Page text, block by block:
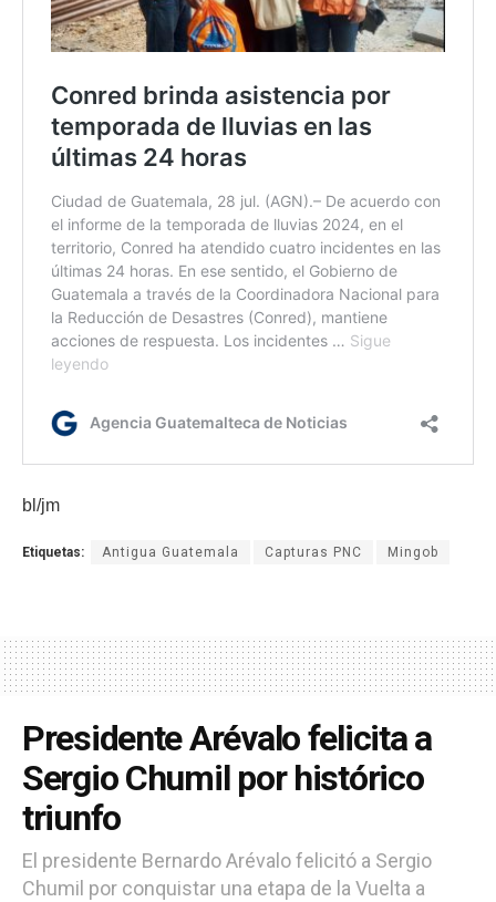
bl/jm
Etiquetas: Antigua Guatemala Capturas PNC Mingob
Presidente Arévalo felicita a
Sergio Chumil por histórico
triunfo
El presidente Bernardo Arévalo felicitó a Sergio
Chumil por conquistar una etapa de la Vuelta a